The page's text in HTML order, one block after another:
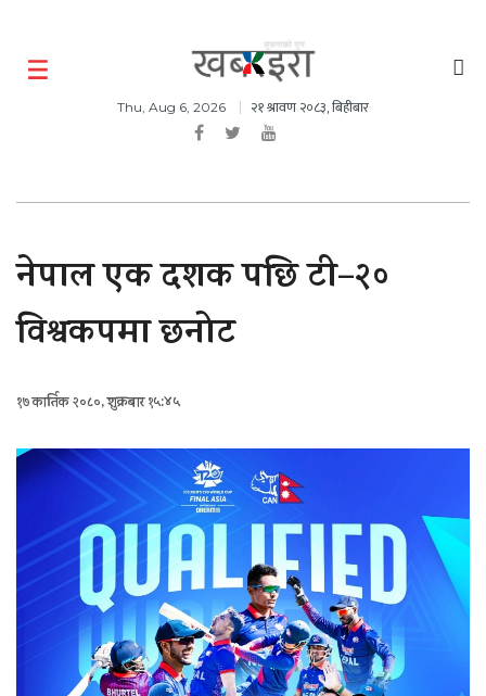
Thu, Aug 6, 2026 २१ श्रावण २०८३, बिहीबार
नेपाल एक दशक पछि टी–२०
विश्वकपमा छनोट
१७ कार्तिक २०८०, शुक्रबार १५:४५